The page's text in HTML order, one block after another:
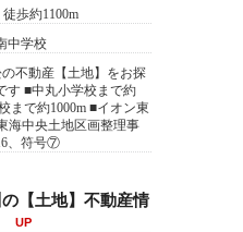
歩約1100m
中学校
不動産【土地】をお探
す ■中丸小学校まで約
まで約1000m ■イオン東
海中央土地区画整理事
、符号⑦
【土地】不動産情
UP